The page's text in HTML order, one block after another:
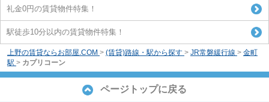
礼金0円の賃貸物件特集！
駅徒歩10分以内の賃貸物件特集！
上野の賃貸ならお部屋.COM > (賃貸)路線・駅から探す > JR常磐緩行線 > 金町
駅 > カプリコーン
ページトップに戻る